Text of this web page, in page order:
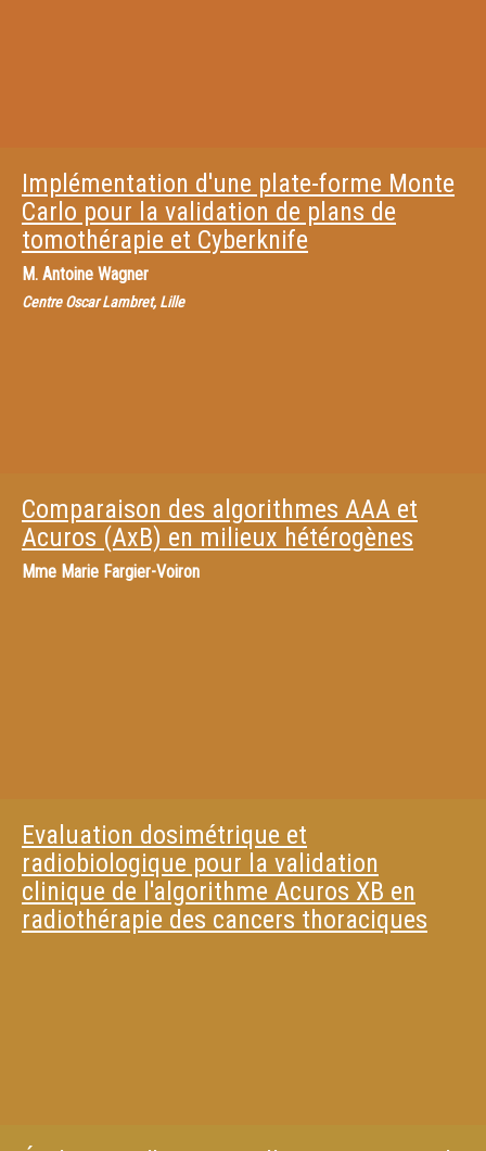
Implémentation d'une plate-forme Monte
Carlo pour la validation de plans de
tomothérapie et Cyberknife
M. Antoine Wagner
Centre Oscar Lambret, Lille
Comparaison des algorithmes AAA et
Acuros (AxB) en milieux hétérogènes
Mme Marie Fargier-Voiron
Evaluation dosimétrique et
radiobiologique pour la validation
clinique de l'algorithme Acuros XB en
radiothérapie des cancers thoraciques